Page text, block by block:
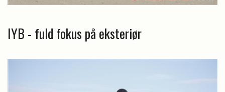
IYB - fuld fokus på eksteriør